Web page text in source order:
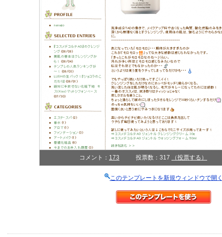
コメント： 173 投票数：317 （投票する）
このテンプレートを新規ウィンドウで開